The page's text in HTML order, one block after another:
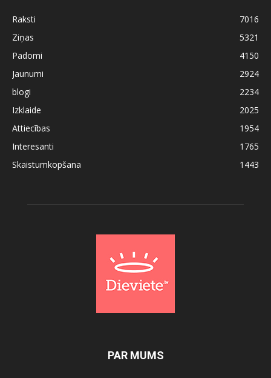
Raksti
7016
Ziņas
5321
Padomi
4150
Jaunumi
2924
blogi
2234
Izklaide
2025
Attiecības
1954
Interesanti
1765
Skaistumkopšana
1443
PAR MUMS